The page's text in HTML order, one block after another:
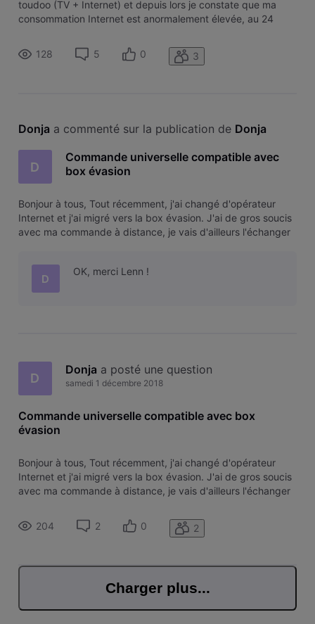
toudoo (TV + Internet) et depuis lors je constate que ma
consommation Internet est anormalement élevée, au 24
n'avoir pas téléchargé autant. Ma connexion augmente
même lorsque je n'u
128 5 0 3
Donja a commenté sur la publication de Donja
D
Commande universelle compatible avec
box évasion
Bonjour à tous, Tout récemment, j'ai changé d'opérateur
Internet et j'ai migré vers la box évasion. J'ai de gros soucis
avec ma commande à distance, je vais d'ailleurs l'échanger
D
OK, merci Lenn !
D
Donja a posté une question
samedi 1 décembre 2018
Commande universelle compatible avec box
évasion
Bonjour à tous, Tout récemment, j'ai changé d'opérateur
Internet et j'ai migré vers la box évasion. J'ai de gros soucis
avec ma commande à distance, je vais d'ailleurs l'échanger
façon, même quand elle fonctionne, je trouve qu'elle est très
très
204 2 0 2
Charger plus...